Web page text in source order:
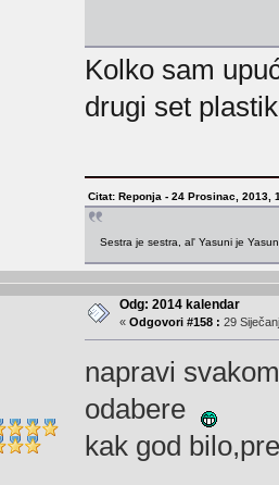
Kolko sam
drugi set
Citat: Reponja - 24 Prosinac, 2013,
Sestra je sestra, al' Yasuni je
Odg: 2014 kalendar
« Odgovori #158 : 29
napravi
odabere
kak god